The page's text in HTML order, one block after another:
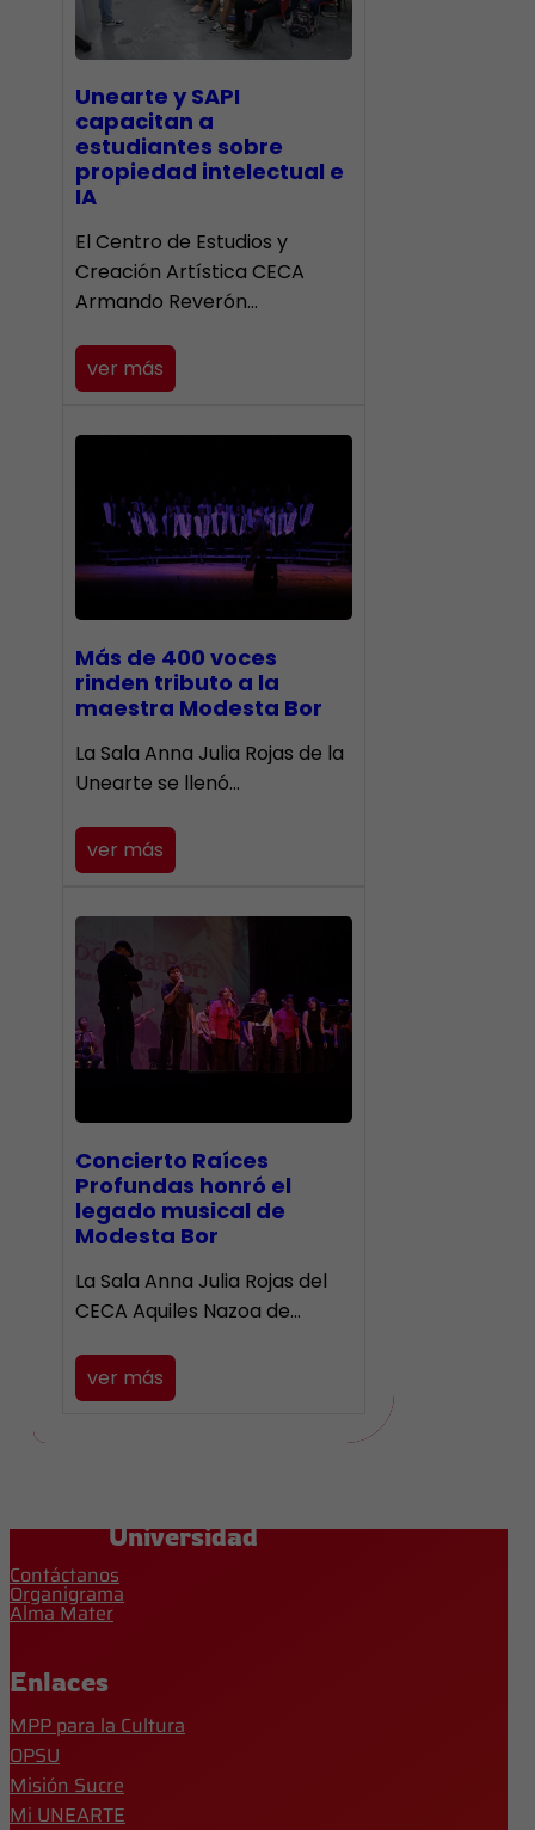
Unearte y SAPI
capacitan a
estudiantes sobre
propiedad intelectual e
IA
El Centro de Estudios y
Creación Artística CECA
Armando Reverón…
ver más
Más de 400 voces
rinden tributo a la
maestra Modesta Bor
​La Sala Anna Julia Rojas de la
Unearte se llenó…
ver más
​Concierto Raíces
Profundas honró el
legado musical de
Modesta Bor
La Sala Anna Julia Rojas del
CECA Aquiles Nazoa de…
ver más
Universidad
Contáctanos
Organigrama
Alma Mater
Enlaces
MPP para la Cultura
OPSU
Misión Sucre
Mi UNEARTE